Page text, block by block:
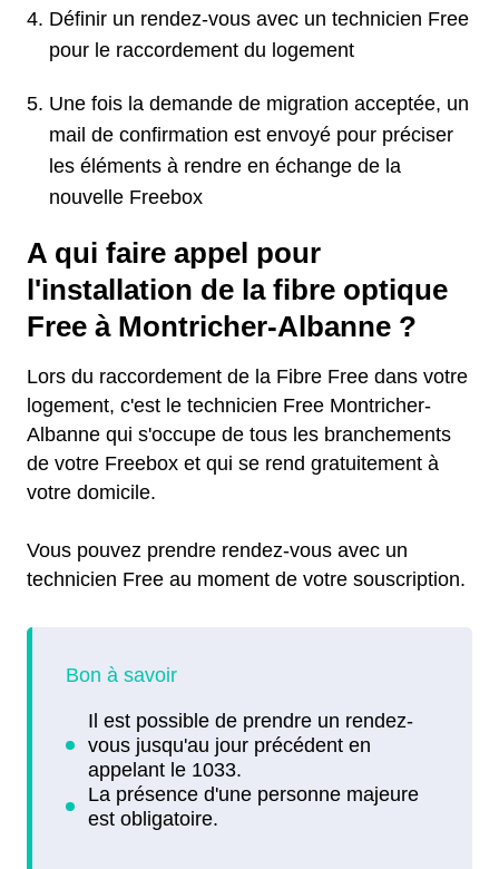
Définir un rendez-vous avec un technicien Free
pour le raccordement du logement
Une fois la demande de migration acceptée, un
mail de confirmation est envoyé pour préciser
les éléments à rendre en échange de la
nouvelle Freebox
A qui faire appel pour
l'installation de la fibre optique
Free à Montricher-Albanne ?
Lors du raccordement de la Fibre Free dans votre
logement, c'est le technicien Free Montricher-
Albanne qui s'occupe de tous les branchements
de votre Freebox et qui se rend gratuitement à
votre domicile.
Vous pouvez prendre rendez-vous avec un
technicien Free au moment de votre souscription.